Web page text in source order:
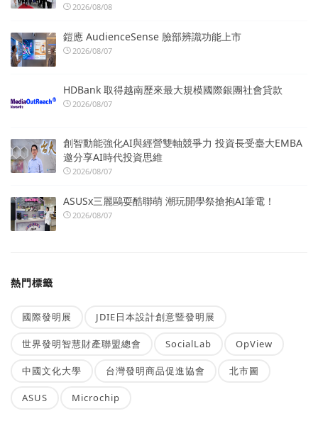
2026/08/08
鎧應 AudienceSense 臉部辨識功能上市
2026/08/07
HDBank 取得越南歷來最大規模國際銀團社會貸款
2026/08/07
創智動能強化AI與經營雙軸競爭力 投資長受臺大EMBA
邀分享AI時代投資思維
2026/08/07
ASUSx三麗鷗耍酷聯萌 潮玩開學祭搶抱AI筆電！
2026/08/07
熱門標籤
國際發明展 JDIE日本設計創意暨發明展
世界發明智慧財產聯盟總會 SocialLab OpView
中國文化大學 台灣發明商品促進協會 北市圖
ASUS Microchip